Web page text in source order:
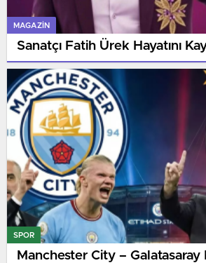
MAGAZIN
Sanatçı Fatih Ürek Hayatını
SPOR
Manchester City – Galatasaray